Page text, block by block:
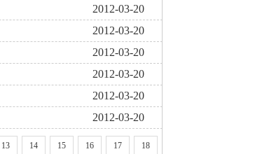
2012-03-20
2012-03-20
2012-03-20
2012-03-20
2012-03-20
2012-03-20
13 14 15 16 17
18